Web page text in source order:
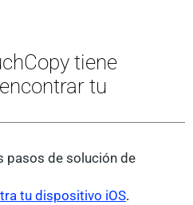
tiene
tu
pasos de solución de
tu dispositivo iOS.